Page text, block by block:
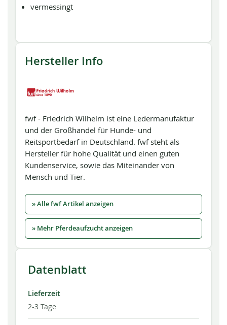
vermessingt
Hersteller Info
fwf - Friedrich Wilhelm ist eine Ledermanufaktur
und der Großhandel für Hunde- und
Reitsportbedarf in Deutschland. fwf steht als
Hersteller für hohe Qualität und einen guten
Kundenservice, sowie das Miteinander von
Mensch und Tier.
» Alle fwf Artikel anzeigen
» Mehr Pferdeaufzucht anzeigen
Datenblatt
Lieferzeit
2-3 Tage